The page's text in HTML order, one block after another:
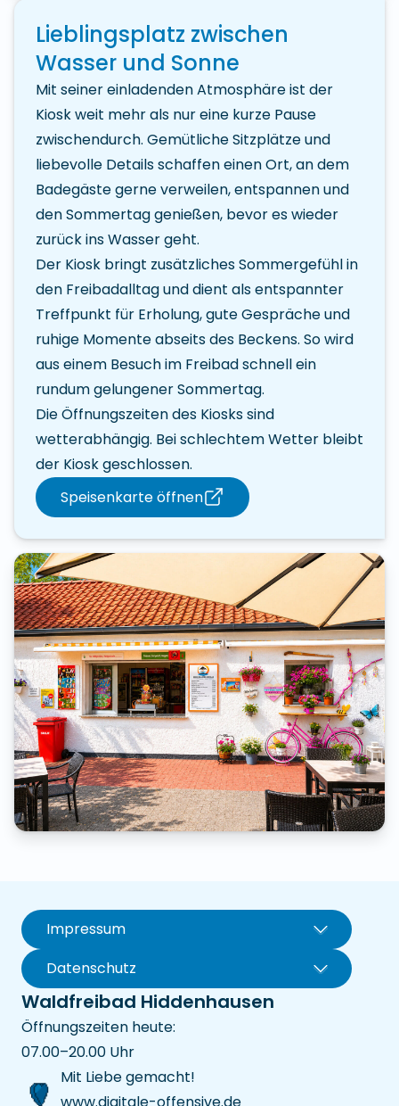
Lieblingsplatz zwischen
Wasser und Sonne
Mit seiner einladenden Atmosphäre ist der
Kiosk weit mehr als nur eine kurze Pause
zwischendurch. Gemütliche Sitzplätze und
liebevolle Details schaffen einen Ort, an dem
Badegäste gerne verweilen, entspannen und
den Sommertag genießen, bevor es wieder
zurück ins Wasser geht.
Der Kiosk bringt zusätzliches Sommergefühl in
den Freibadalltag und dient als entspannter
Treffpunkt für Erholung, gute Gespräche und
ruhige Momente abseits des Beckens. So wird
aus einem Besuch im Freibad schnell ein
rundum gelungener Sommertag.
Die Öffnungszeiten des Kiosks sind
wetterabhängig. Bei schlechtem Wetter bleibt
der Kiosk geschlossen.
Speisenkarte öffnen
(öffnet in neuem Fenster)
Impressum
Datenschutz
Mit Liebe gemacht!
www.digitale-offensive.de(öffnet in neuem
Waldfreibad Hiddenhausen
Öffnungszeiten heute:
07.00–20.00 Uhr